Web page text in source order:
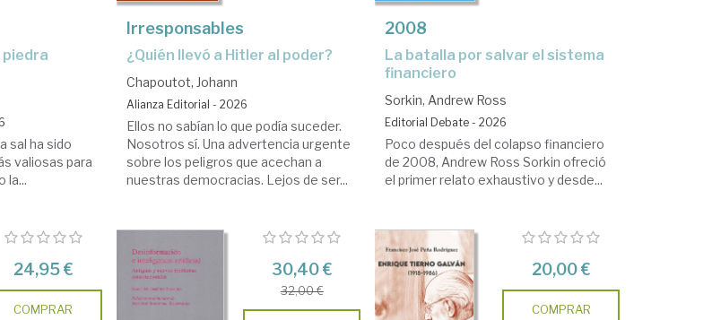
sal ha sido
valiosas para
la...
Irresponsables
¿Quién llevó a Hitler al poder?
Chapoutot, Johann
Alianza Editorial - 2026
Ellos no sabían lo que podía suceder.
Nosotros sí. Una advertencia urgente
sobre los peligros que acechan a
nuestras democracias. Lejos de ser...
2008
la batalla por salvar el sistema
financiero
Sorkin, Andrew Ross
Editorial Debate - 2026
Poco después del colapso financiero
de 2008, Andrew Ross Sorkin ofreció
el primer relato exhaustivo y desde...
24,95 €
COMPRAR
30,40 €
32,00 €
20,00 €
COMPRAR